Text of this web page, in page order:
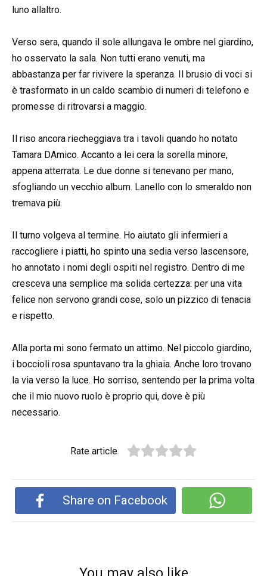
luno allaltro.
Verso sera, quando il sole allungava le ombre nel giardino,
ho osservato la sala. Non tutti erano venuti, ma
abbastanza per far rivivere la speranza. Il brusio di voci si
è trasformato in un caldo scambio di numeri di telefono e
promesse di ritrovarsi a maggio.
Il riso ancora riecheggiava tra i tavoli quando ho notato
Tamara DAmico. Accanto a lei cera la sorella minore,
appena atterrata. Le due donne si tenevano per mano,
sfogliando un vecchio album. Lanello con lo smeraldo non
tremava più.
Il turno volgeva al termine. Ho aiutato gli infermieri a
raccogliere i piatti, ho spinto una sedia verso lascensore,
ho annotato i nomi degli ospiti nel registro. Dentro di me
cresceva una semplice ma solida certezza: per una vita
felice non servono grandi cose, solo un pizzico di tenacia
e rispetto.
Alla porta mi sono fermato un attimo. Nel piccolo giardino,
i boccioli rosa spuntavano tra la ghiaia. Anche loro trovano
la via verso la luce. Ho sorriso, sentendo per la prima volta
che il mio nuovo ruolo è proprio qui, dove è più
necessario.
Rate article
Share on Facebook